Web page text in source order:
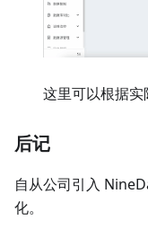
这里可以根据实
后记
自从公司引入
化。